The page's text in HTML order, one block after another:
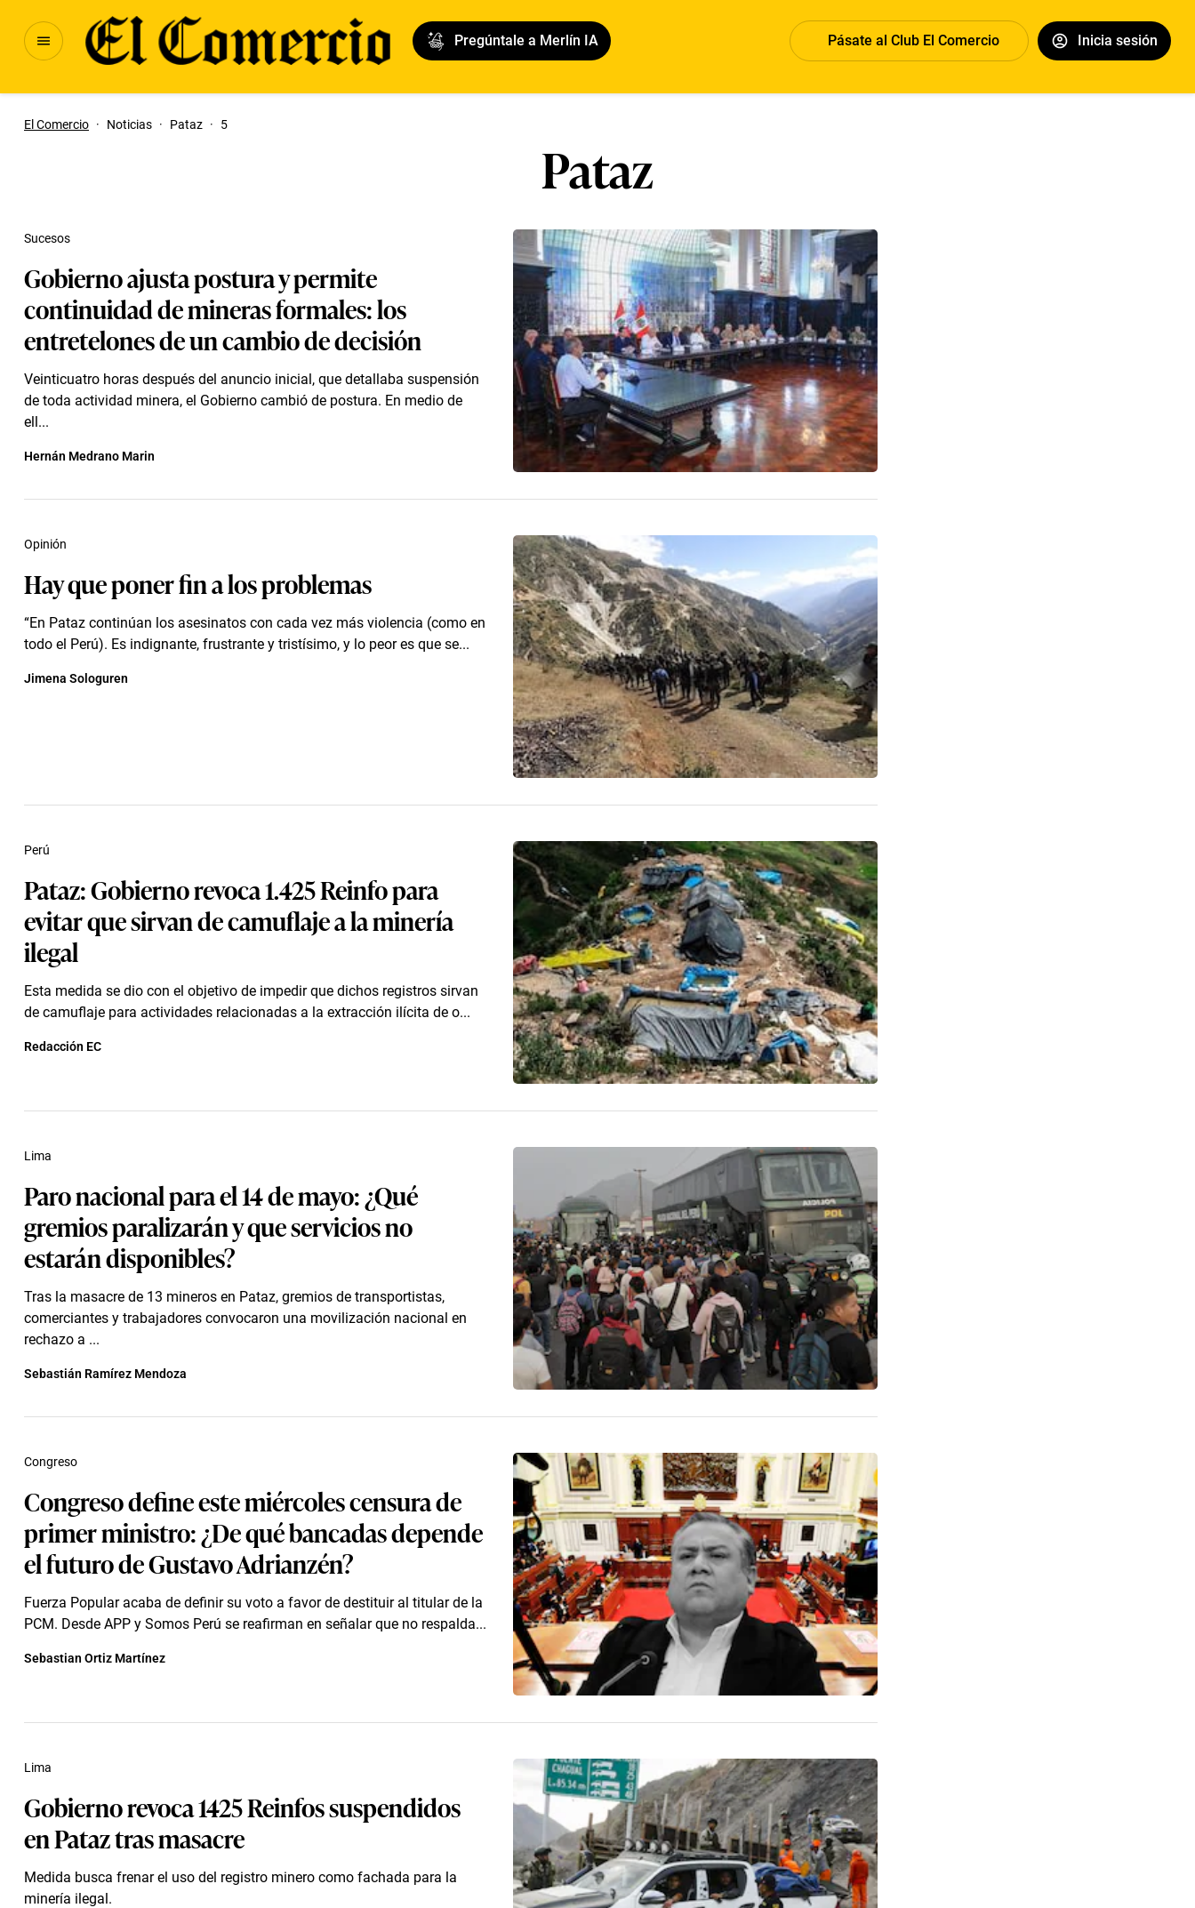
Pregúntale a Merlín IA Pásate al Club El Comercio Inicia sesión
El Comercio · Noticias · Pataz · 5
Pataz
Gobierno ajusta postura y permite
continuidad de mineras formales: los
entretelones de un cambio de decisión
Veinticuatro horas después del anuncio inicial, que detallaba suspensión
de toda actividad minera, el Gobierno cambió de postura. En medio de
ell...
Sucesos
Hernán Medrano Marin
Hay que poner fin a los problemas
“En Pataz continúan los asesinatos con cada vez más violencia (como en
todo el Perú). Es indignante, frustrante y tristísimo, y lo peor es que se...
Opinión
Jimena Sologuren
Pataz: Gobierno revoca 1.425 Reinfo para
evitar que sirvan de camuflaje a la minería
ilegal
Esta medida se dio con el objetivo de impedir que dichos registros sirvan
de camuflaje para actividades relacionadas a la extracción ilícita de o...
Perú
Redacción EC
Paro nacional para el 14 de mayo: ¿Qué
gremios paralizarán y que servicios no
estarán disponibles?
Tras la masacre de 13 mineros en Pataz, gremios de transportistas,
comerciantes y trabajadores convocaron una movilización nacional en
rechazo a ...
Lima
Sebastián Ramírez Mendoza
Congreso define este miércoles censura de
primer ministro: ¿De qué bancadas depende
el futuro de Gustavo Adrianzén?
Fuerza Popular acaba de definir su voto a favor de destituir al titular de la
PCM. Desde APP y Somos Perú se reafirman en señalar que no respalda...
Congreso
Sebastian Ortiz Martínez
Gobierno revoca 1425 Reinfos suspendidos
en Pataz tras masacre
Medida busca frenar el uso del registro minero como fachada para la
minería ilegal.
Lima